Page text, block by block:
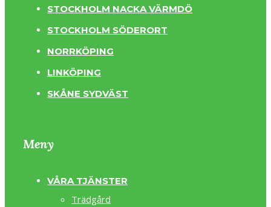
STOCKHOLM NACKA VÄRMDÖ
STOCKHOLM SÖDERORT
NORRKÖPING
LINKÖPING
SKÅNE SYDVÄST
Meny
VÅRA TJÄNSTER
Trädgård